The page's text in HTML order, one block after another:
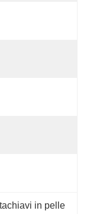
in pelle